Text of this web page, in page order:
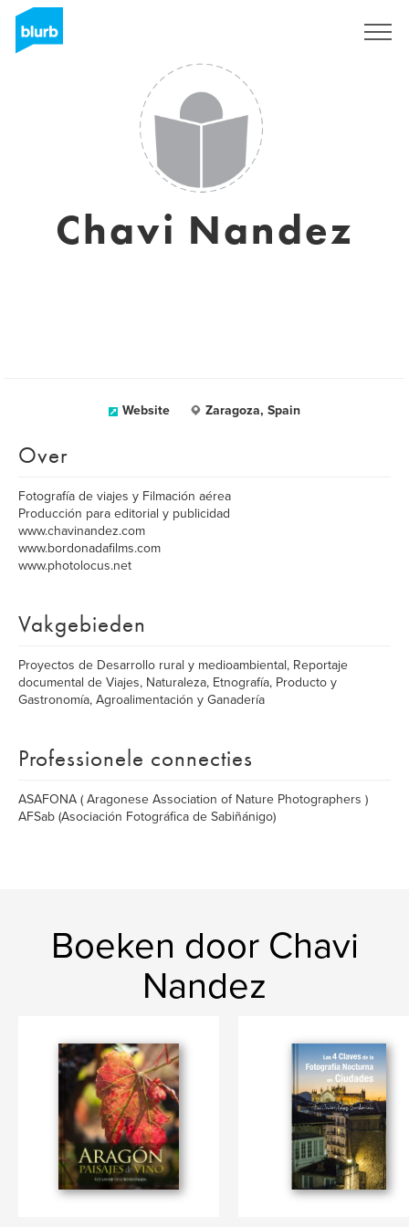
Chavi Nandez
Website Zaragoza, Spain
Over
Fotografía de viajes y Filmación aérea
Producción para editorial y publicidad
www.chavinandez.com
www.bordonadafilms.com
www.photolocus.net
Vakgebieden
Proyectos de Desarrollo rural y medioambiental, Reportaje
documental de Viajes, Naturaleza, Etnografía, Producto y
Gastronomía, Agroalimentación y Ganadería
Professionele connecties
ASAFONA ( Aragonese Association of Nature Photographers )
AFSab (Asociación Fotográfica de Sabiñánigo)
Boeken door Chavi
Nandez